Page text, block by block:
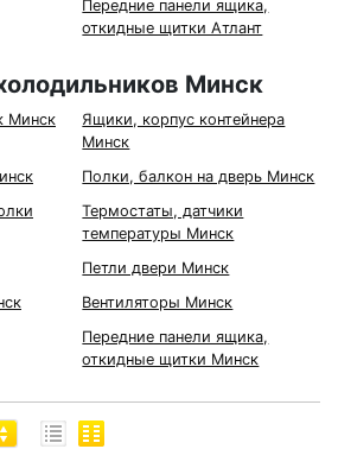
Передние панели ящика,
откидные щитки Атлант
Минск
Минск
Ящики, корпус контейнера
Минск
Полки, балкон на дверь Минск
Термостаты, датчики
температуры Минск
Петли двери Минск
Вентиляторы Минск
Передние панели ящика,
откидные щитки Минск